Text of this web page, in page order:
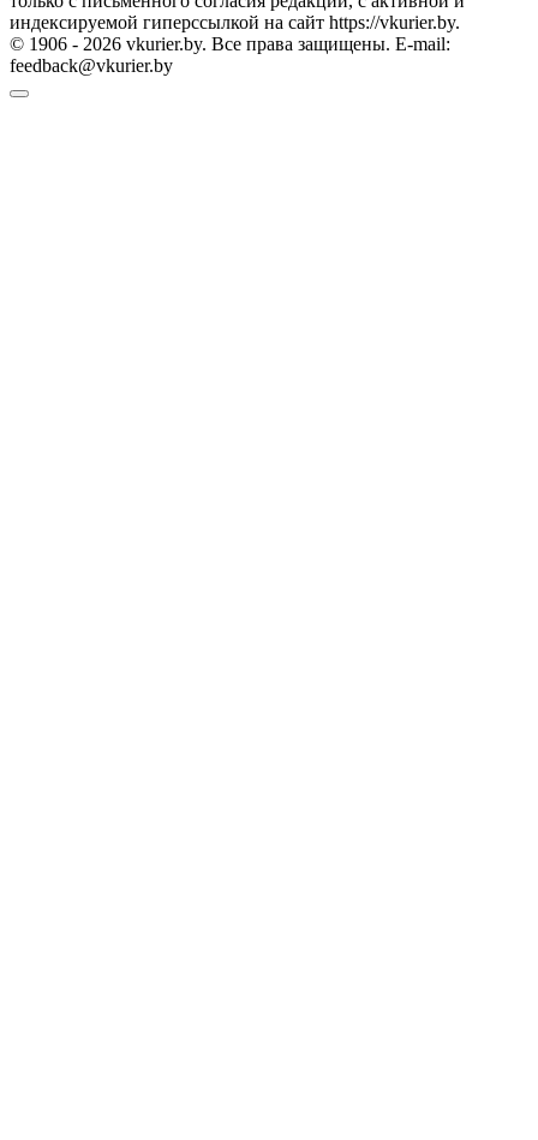
индексируемой гиперссылкой на сайт https://vkurier.by.
© 1906 - 2026 vkurier.by. Все права защищены. E-mail:
feedback@vkurier.by